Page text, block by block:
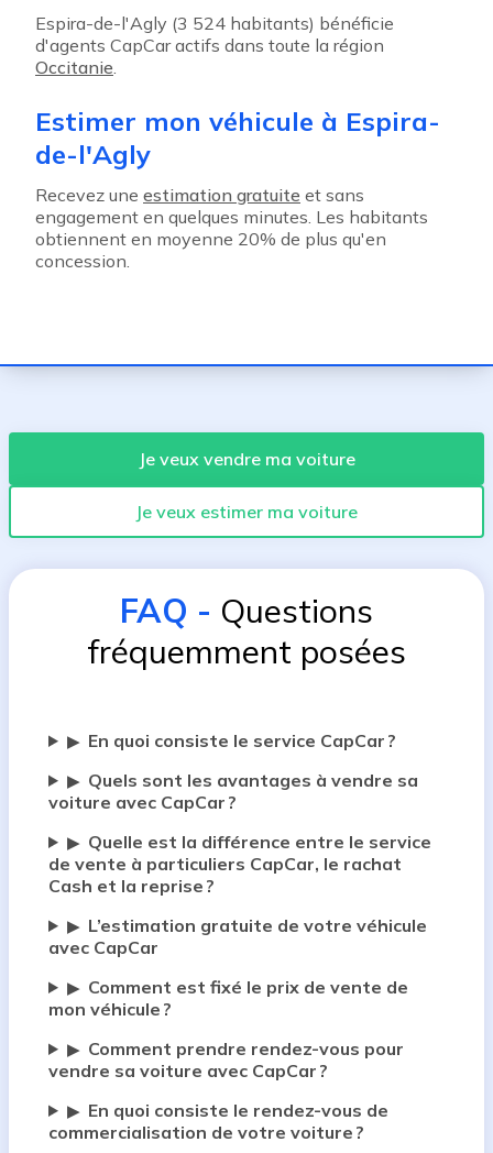
Espira-de-l'Agly (3 524 habitants) bénéficie
d'agents CapCar actifs dans toute la région
Occitanie.
Estimer mon véhicule à Espira-
de-l'Agly
Recevez une estimation gratuite et sans
engagement en quelques minutes. Les habitants
obtiennent en moyenne 20% de plus qu'en
concession.
Je veux vendre ma voiture
Je veux estimer ma voiture
FAQ - Questions
fréquemment posées
▶ En quoi consiste le service CapCar ?
▶ Quels sont les avantages à vendre sa
voiture avec CapCar ?
▶ Quelle est la différence entre le service
de vente à particuliers CapCar, le rachat
Cash et la reprise ?
▶ L’estimation gratuite de votre véhicule
avec CapCar
▶ Comment est fixé le prix de vente de
mon véhicule ?
▶ Comment prendre rendez-vous pour
vendre sa voiture avec CapCar ?
▶ En quoi consiste le rendez-vous de
commercialisation de votre voiture ?